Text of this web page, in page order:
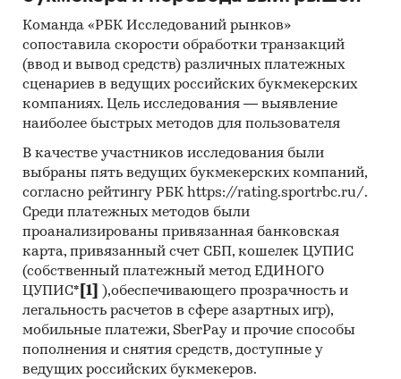
Специализированные аналитические
порталы
Методы:
Кабинетное исследование. Поиск и анализ
информации из различных источников,
проведение расчетов. Статистика и
аналитика
[1]Без учета ИП
[2]По выручке юр.лиц по ОКВЭД2 81.2, без
учета ИП.
Категории: Потребительские товары / ... /
Хозтовары / Уборка и уход за домом
Потребительские товары / Товары для сада
Команда «РБК Исследований рынков»
сопоставила скорости обработки транзакций
(ввод и вывод средств) различных платежных
сценариев в ведущих российских букмекерских
компаниях. Цель исследования — выявление
наиболее быстрых методов для пользователя
В качестве участников исследования были
выбраны пять ведущих букмекерских компаний,
согласно рейтингу РБК https://rating.sportrbc.ru/.
Среди платежных методов были
проанализированы привязанная банковская
карта, привязанный счет СБП, кошелек ЦУПИС
(собственный платежный метод ЕДИНОГО
ЦУПИС* [1]
),обеспечивающего прозрачность и
легальность расчетов в сфере азартных игр),
мобильные платежи, SberPay и прочие способы
пополнения и снятия средств, доступные у
ведущих российских букмекеров.